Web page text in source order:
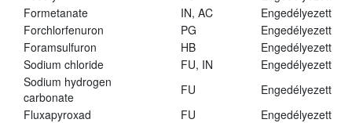
Formetanate
IN, AC
Engedélyezett
Forchlorfenuron
PG
Engedélyezett
Foramsulfuron
HB
Engedélyezett
Sodium chloride
FU, IN
Engedélyezett
Sodium hydrogen
carbonate
FU
Engedélyezett
Fluxapyroxad
FU
Engedélyezett